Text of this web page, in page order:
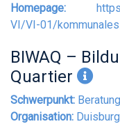
Homepage:
VI/VI-01/
BIWAQ –
Quartier
Schwerpunkt:
Organisation: